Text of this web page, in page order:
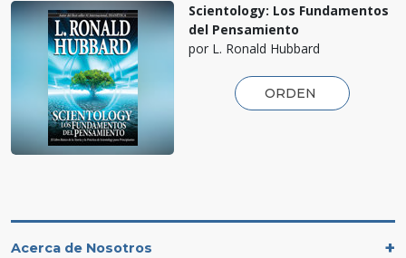
Scientology: Los Fundamentos
del Pensamiento
por L. Ronald Hubbard
ORDEN
Acerca de Nosotros